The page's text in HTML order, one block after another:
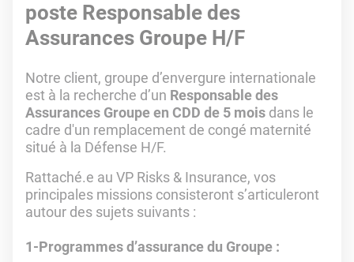
poste Responsable des
Assurances Groupe H/F
Notre client, groupe d’envergure internationale
est à la recherche d’un Responsable des
Assurances Groupe en CDD de 5 mois dans le
cadre d'un remplacement de congé maternité
situé à la Défense H/F.
Rattaché.e au VP Risks & Insurance, vos
principales missions consisteront s’articuleront
autour des sujets suivants :
1-Programmes d’assurance du Groupe :